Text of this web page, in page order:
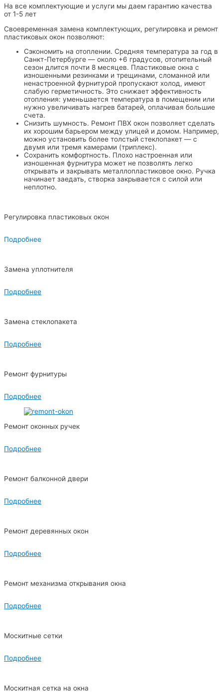
На все комплектующие и услуги мы даем гарантию качества
от 1-5 лет
Своевременная замена комплектующих, регулировка и ремонт
пластиковых окон позволяют:
Сэкономить на отоплении. Средняя температура за год в
Санкт-Петербурге — около +6 градусов, отопительный
сезон длится почти 8 месяцев. Пластиковые окна с
изношенными резинками и трещинами, сломанной или
ненастроенной фурнитурой пропускают холод, имеют
слабую герметичность. Это снижает эффективность
отопления: уменьшается температура в помещении или
нужно увеличивать нагрев батарей, оплачивая большие
счета.
Снизить шумность. Ремонт ПВХ окон позволяет сделать
их хорошим барьером между улицей и домом. Например,
можно установить более толстый стеклопакет — с
двумя или тремя камерами (триплекс).
Сохранить комфортность. Плохо настроенная или
изношенная фурнитура может не позволять легко
открывать и закрывать металлопластиковое окно. Ручка
начинает заедать, створка закрывается с силой или
неплотно.
Регулировка пластиковых окон
Подробнее
Замена уплотнителя
Подробнее
Замена стеклопакета
Подробнее
Ремонт фурнитуры
Подробнее
Ремонт оконных ручек
Подробнее
Ремонт балконной двери
Подробнее
Ремонт деревянных окон
Подробнее
Ремонт механизма открывания окна
Подробнее
Москитные сетки
Подробнее
Москитная сетка на окна